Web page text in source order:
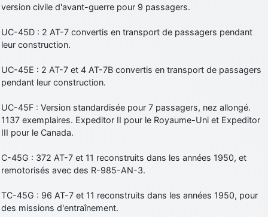
version civile d'avant-guerre pour 9 passagers.
UC-45D : 2 AT-7 convertis en transport de passagers pendant
leur construction.
UC-45E : 2 AT-7 et 4 AT-7B convertis en transport de passagers
pendant leur construction.
UC-45F : Version standardisée pour 7 passagers, nez allongé.
1137 exemplaires. Expeditor II pour le Royaume-Uni et Expeditor
III pour le Canada.
C-45G : 372 AT-7 et 11 reconstruits dans les années 1950, et
remotorisés avec des R-985-AN-3.
TC-45G : 96 AT-7 et 11 reconstruits dans les années 1950, pour
des missions d'entraînement.